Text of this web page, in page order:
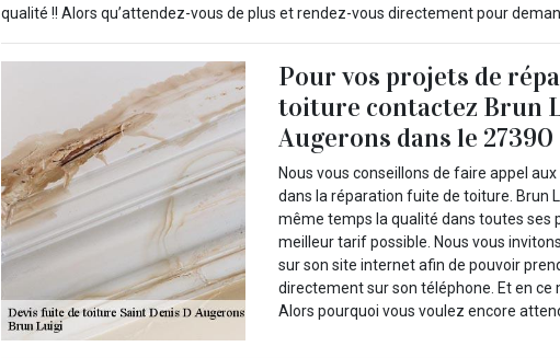
qualité !! Alors qu’attendez-vous de plus et rendez-vous directement pour
Pour vos projets de
toiture contactez Brun
Augerons dans le 27390
Nous vous conseillons de faire appel
dans la réparation fuite de toiture. Brun
même temps la qualité dans toutes ses
meilleur tarif possible. Nous vous
sur son site internet afin de pouvoir
directement sur son téléphone. Et en ce
Alors pourquoi vous voulez encore